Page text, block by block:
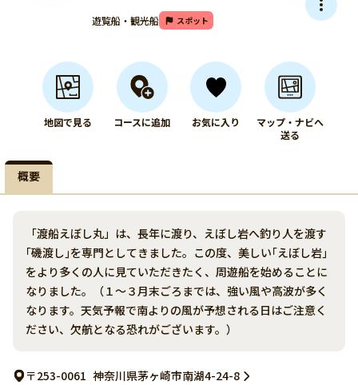
遊覧船・観光船 スポット
地図で見る コースに追加 お気に入り
マップ・ナビへ
送る
概要
「渡船えぼし丸」は、長年に渡り、えぼし岩へ釣り人を渡す
｢磯渡し｣を専門としてきました。この度、美しい｢えぼし岩｣
をより多くの人に見ていただきたく、周遊船を始めることに
なりました。（１～３月末ごろまでは、強い風や高波が多く
なります。天気予報で南よりの風が予想される日はご注意く
ださい、欠航となる恐れがございます。）
〒253-0061 神奈川県茅ヶ崎市南湖4-24-8